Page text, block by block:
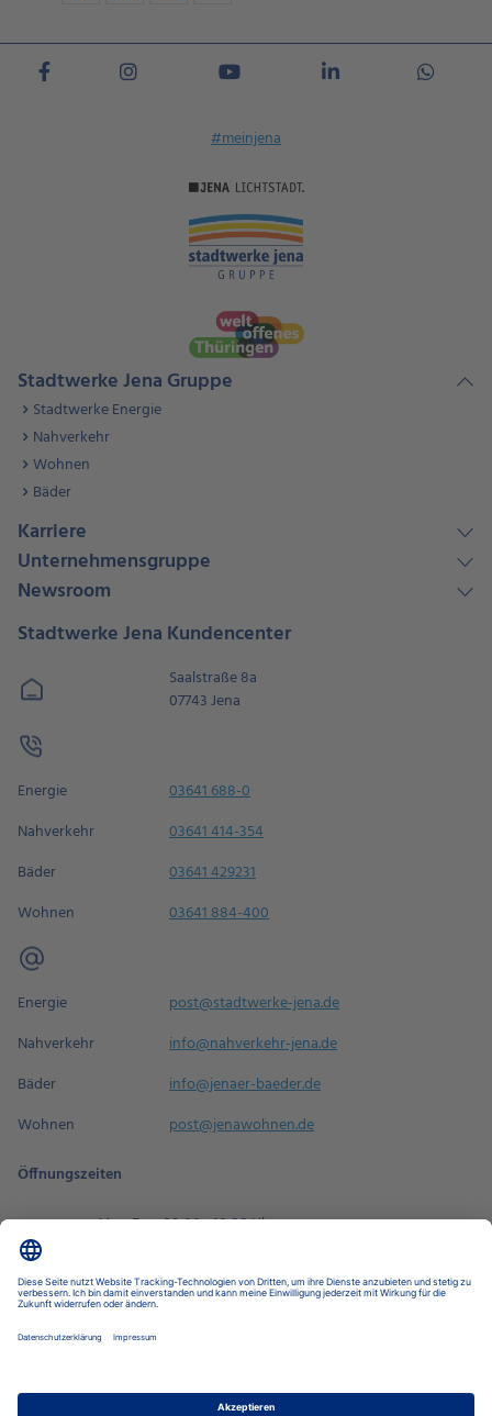
#meinjena
Stadtwerke Jena Gruppe
Stadtwerke Energie
Nahverkehr
Wohnen
Bäder
Karriere
Unternehmensgruppe
Newsroom
Stadtwerke Jena Kundencenter
Saalstraße 8a
07743 Jena
Energie
03641 688-0
Nahverkehr
03641 414-354
Bäder
03641 429231
Wohnen
03641 884-400
Energie
post@stadtwerke-jena.de
Nahverkehr
info@nahverkehr-jena.de
Bäder
info@jenaer-baeder.de
Wohnen
post@jenawohnen.de
Öffnungszeiten
Mo - Fr
08:00 - 18:00 Uhr
Barrierefreiheit